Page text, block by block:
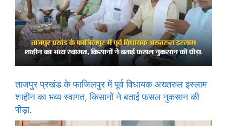
ताजपुर प्रखंड के फाजिलपुर में पूर्व विधायक अख्तरुल इस्लाम
शाहीन का भव्य स्वागत, किसानों ने बताई फसल नुकसान की
पीड़ा.